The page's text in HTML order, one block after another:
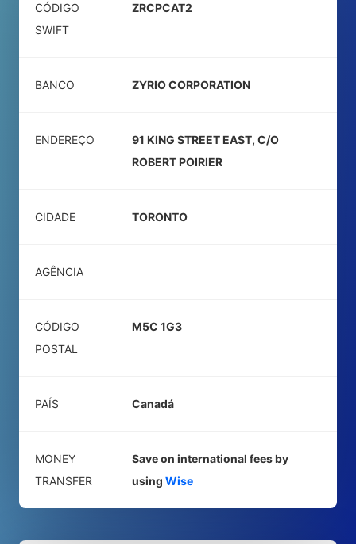
CÓDIGO
SWIFT
ZRCPCAT2
BANCO ZYRIO CORPORATION
ENDEREÇO
91 KING STREET EAST, C/O
ROBERT POIRIER
CIDADE TORONTO
AGÊNCIA
CÓDIGO
POSTAL
M5C 1G3
PAÍS Canadá
MONEY
TRANSFER
Save on international fees by
using Wise